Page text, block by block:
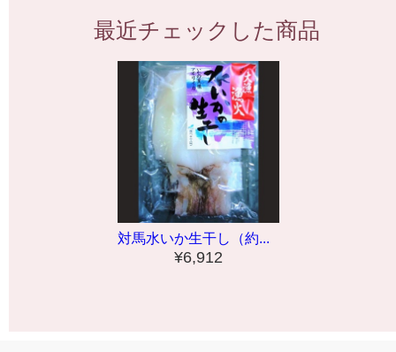
最近チェックした商品
対馬水いか生干し（約...
¥6,912